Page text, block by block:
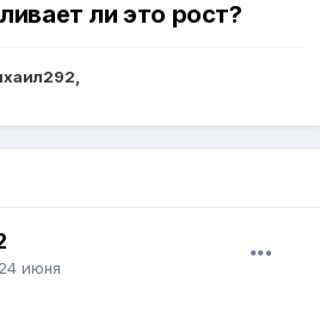
ли это рост?
24 июня